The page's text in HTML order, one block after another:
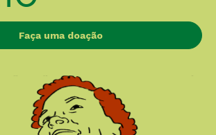
Faça uma doação